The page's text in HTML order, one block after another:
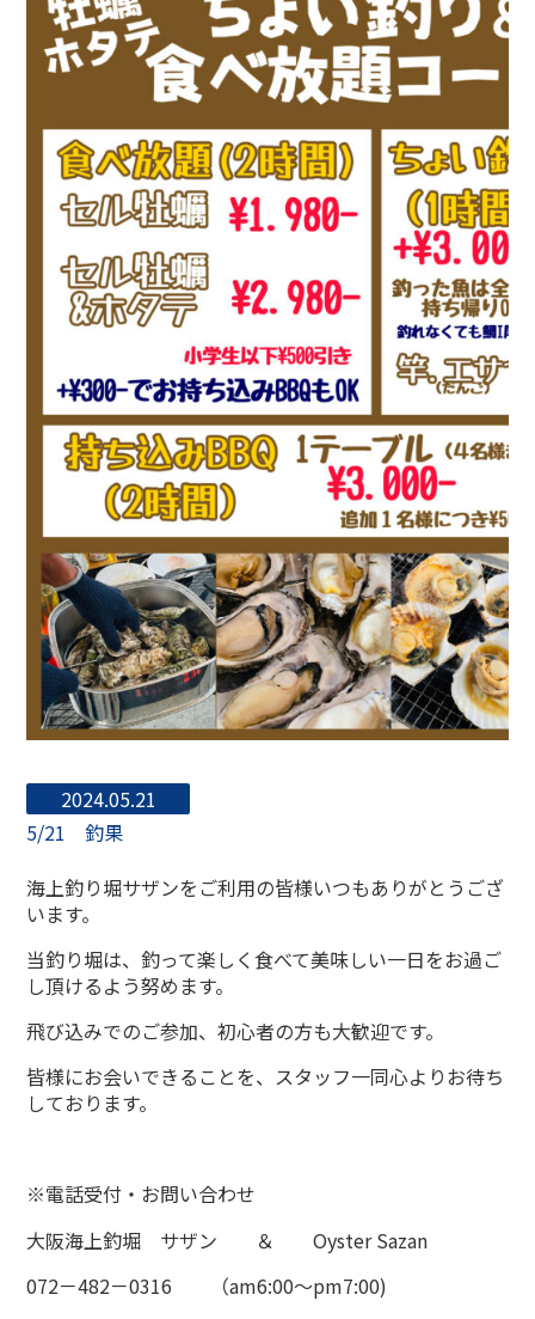
2024.05.21
5/21 釣果
海上釣り堀サザンをご利用の皆様いつもありがとうござ
います。
当釣り堀は、釣って楽しく食べて美味しい一日をお過ご
し頂けるよう努めます。
飛び込みでのご参加、初心者の方も大歓迎です。
皆様にお会いできることを、スタッフ一同心よりお待ち
しております。
※電話受付・お問い合わせ
大阪海上釣堀 サザン ＆ Oyster Sazan
072－482－0316 （am6:00～pm7:00)